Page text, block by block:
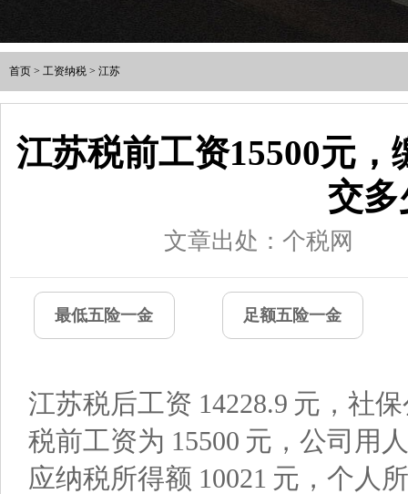
首页 > 工资纳税 > 江苏
江苏税前工资15500元
交多
文章出处：个税网
最低五险一金 足额五险一金
江苏税后工资 14228.9 元，社
税前工资为 15500 元，公司用
应纳税所得额 10021 元，个人